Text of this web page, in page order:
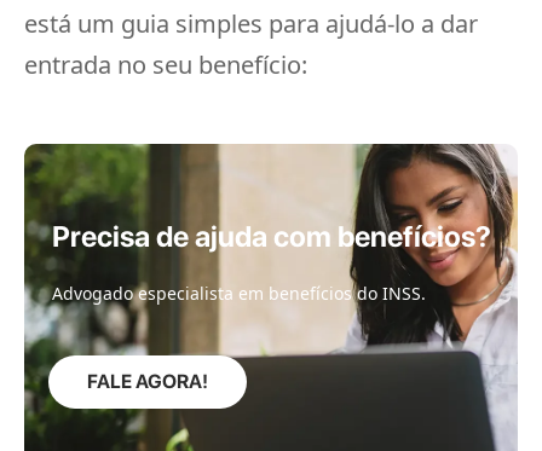
está um guia simples para ajudá-lo a dar
entrada no seu benefício:
Precisa de ajuda com benefícios?
Advogado especialista em benefícios do INSS.
FALE AGORA!